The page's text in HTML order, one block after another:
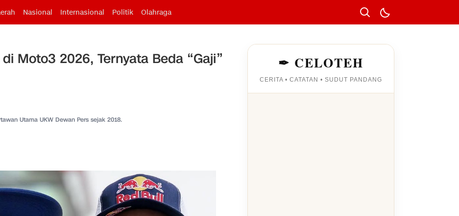
Nasional Internasional Politik Olahraga
Moto3 2026, Ternyata Beda “Gaji”
Utama UKW Dewan Pers sejak 2018.
✒ CELOTEH
CERITA • CATATAN • SUDUT PANDANG